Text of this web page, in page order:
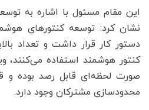
این مقام مسئول با اشاره به
نشان کرد: توسعه کنتورهای
دستور کار قرار داشت و تعداد
کنتور هوشمند استفاده می‌کنند،
صورت لحظه‌ای قابل رصد بوده و
محدودسازی مشترکان وجود دارد.